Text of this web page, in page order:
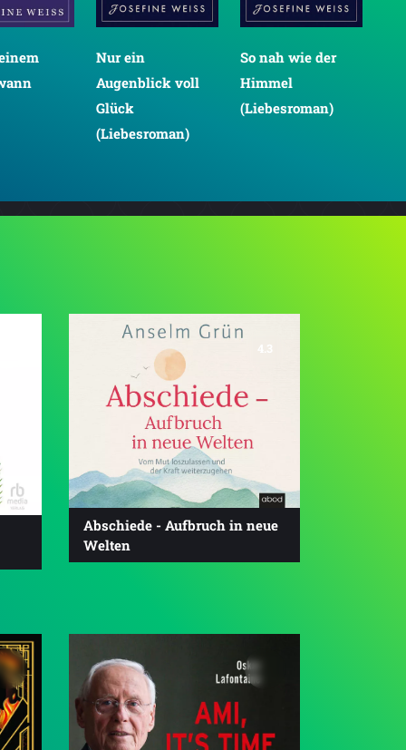
Nur ein
Augenblick voll
Glück
(Liebesroman)
So nah wie der
Himmel
(Liebesroman)
4.3
Abschiede - Aufbruch in neue
Welten